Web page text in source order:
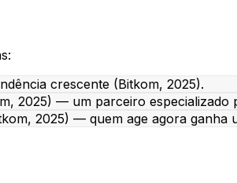
crescente (Bitkom, 2025).
2025) — um parceiro
2025) — quem age agora ganha